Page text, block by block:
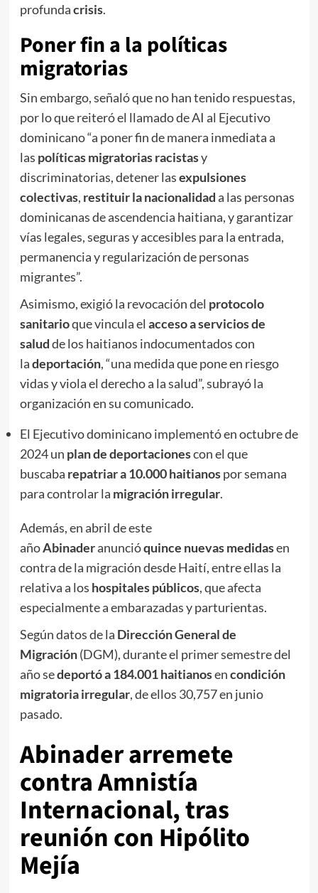
profundacrisis.
Poner fin a la políticas
migratorias
Sin embargo, señaló que no han tenido respuestas,
por lo que reiteró el llamado de AI al Ejecutivo
dominicano “a poner fin de manera inmediata a
las políticas migratorias racistasy
discriminatorias, detener lasexpulsiones
colectivas, restituir la nacionalidada las personas
dominicanas de ascendencia haitiana, y garantizar
vías legales, seguras y accesibles para la entrada,
permanencia y regularización de personas
migrantes”.
Asimismo, exigió la revocación del protocolo
sanitarioque vincula el acceso a servicios de
saludde los haitianos indocumentados con
ladeportación, “una medida que pone en riesgo
vidas y viola el derecho a la salud”, subrayó la
organización en su comunicado.
El Ejecutivo dominicano implementó en octubre de
2024 un plan de deportacionescon el que
buscaba repatriar a 10.000 haitianospor semana
para controlar la migración irregular.
Además, en abril de este
añoAbinaderanuncióquince nuevas medidasen
contra de la migración desde Haití, entre ellas la
relativa a los hospitales públicos, que afecta
especialmente a embarazadas y parturientas.
Según datos de la Dirección General de
Migración(DGM), durante el primer semestre del
año sedeportó a 184.001 haitianosencondición
migratoria irregular, de ellos 30,757 en junio
pasado.
Abinader arremete
contra Amnistía
Internacional, tras
reunión con Hipólito
Mejía